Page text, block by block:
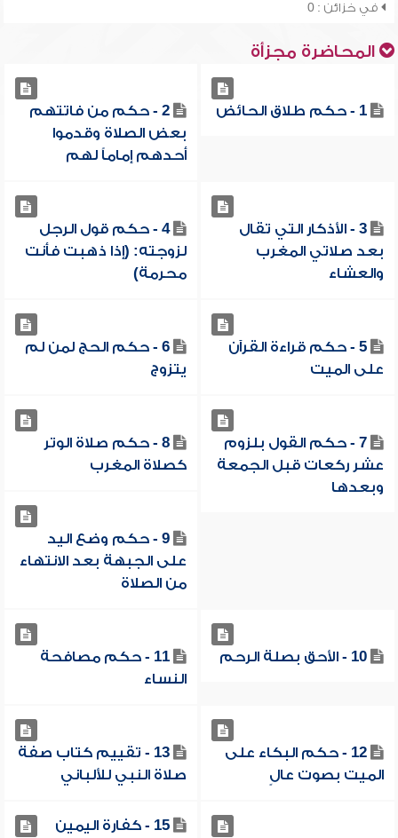
في خزائن : 0
المحاضرة مجزأة
1 - حكم طلاق الحائض
2 - حكم من فاتتهم
بعض الصلاة وقدموا
أحدهم إماماً لهم
3 - الأذكار التي تقال
بعد صلاتي المغرب
والعشاء
4 - حكم قول الرجل
لزوجته: (إذا ذهبت فأنت
محرمة)
5 - حكم قراءة القرآن
على الميت
6 - حكم الحج لمن لم
يتزوج
7 - حكم القول بلزوم
عشر ركعات قبل الجمعة
وبعدها
8 - حكم صلاة الوتر
كصلاة المغرب
9 - حكم وضع اليد
على الجبهة بعد الانتهاء
من الصلاة
10 - الأحق بصلة الرحم
11 - حكم مصافحة
النساء
12 - حكم البكاء على
الميت بصوت عالٍ
13 - تقييم كتاب صفة
صلاة النبي للألباني
15 - كفارة اليمين